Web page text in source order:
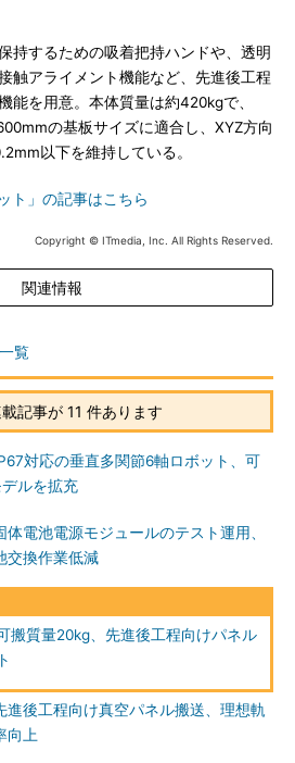
持するための吸着把持ハンドや、透明
触アライメント機能など、先進後工程
能を用意。本体質量は約420kgで、
の基板サイズに適合し、XYZ方向
以下を維持している。
ト」の記事はこちら
Copyright © ITmedia, Inc. All Rights Reserved.
関連情報
覧
記事が 11 件あります
対応の垂直多関節6軸ロボット、可
ルを拡充
体電池電源モジュールのテスト運用、
交換作業低減
搬質量20kg、先進後工程向けパネル
進後工程向け真空パネル搬送、理想軌
向上